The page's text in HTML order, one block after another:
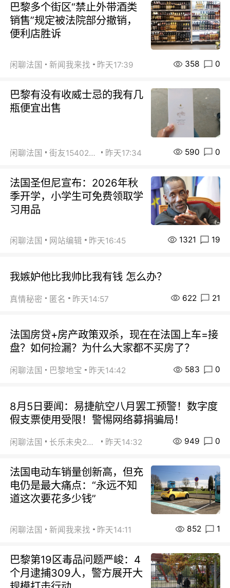
巴黎多个街区“禁止外带酒类
销售”规定被法院部分撤销，
便利店胜诉
闲聊法国 新闻我来找 昨天17:39 358 0
巴黎有没有收威士忌的我有几
瓶便宜出售
闲聊法国 街友15402223 昨天17:34 590 0
法国圣但尼宣布：2026年秋
季开学，小学生可免费领取学
习用品
闲聊法国 网站编辑 昨天16:45 1321 19
我嫉妒他比我帅比我有钱 怎么办？
真情秘密 匿名 昨天14:57 622 21
法国房贷+房产政策双杀，现在在法国上车=接
盘？如何捡漏？为什么大家都不买房了？
闲聊法国 巴黎地宝 昨天14:42 583 0
8月5日要闻：易捷航空八月罢工预警！数字度
假支票使用受限！警惕网络募捐骗局！
闲聊法国 长乐未央2015 昨天14:32 949 0
法国电动车销量创新高，但充
电仍是最大痛点：“永远不知
道这次要花多少钱”
闲聊法国 新闻我来找 昨天14:11 852 1
巴黎第19区毒品问题严峻：4
个月逮捕309人，警方展开大